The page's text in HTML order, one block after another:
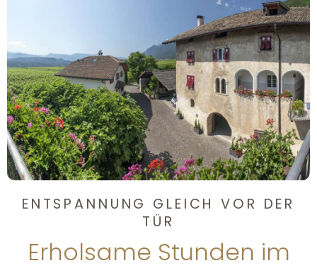
ENTSPANNUNG GLEICH VOR DER
TÜR
Erholsame Stunden im